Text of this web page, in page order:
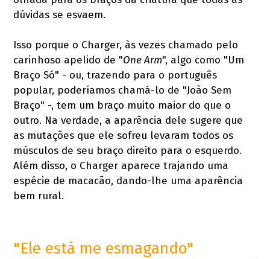
dúvidas se esvaem.
Isso porque o Charger, às vezes chamado pelo
carinhoso apelido de "One Arm", algo como "Um
Braço Só" - ou, trazendo para o português
popular, poderíamos chamá-lo de "João Sem
Braço" -, tem um braço muito maior do que o
outro. Na verdade, a aparência dele sugere que
as mutações que ele sofreu levaram todos os
músculos de seu braço direito para o esquerdo.
Além disso, o Charger aparece trajando uma
espécie de macacão, dando-lhe uma aparência
bem rural.
"Ele está me esmagando"